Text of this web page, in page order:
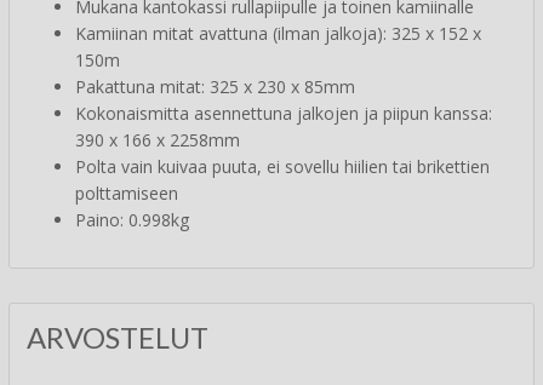
Mukana kantokassi rullapiipulle ja toinen kamiinalle
Kamiinan mitat avattuna (ilman jalkoja): 325 x 152 x
150m
Pakattuna mitat: 325 x 230 x 85mm
Kokonaismitta asennettuna jalkojen ja piipun kanssa:
390 x 166 x 2258mm
Polta vain kuivaa puuta, ei sovellu hiilien tai brikettien
polttamiseen
Paino: 0.998kg
ARVOSTELUT